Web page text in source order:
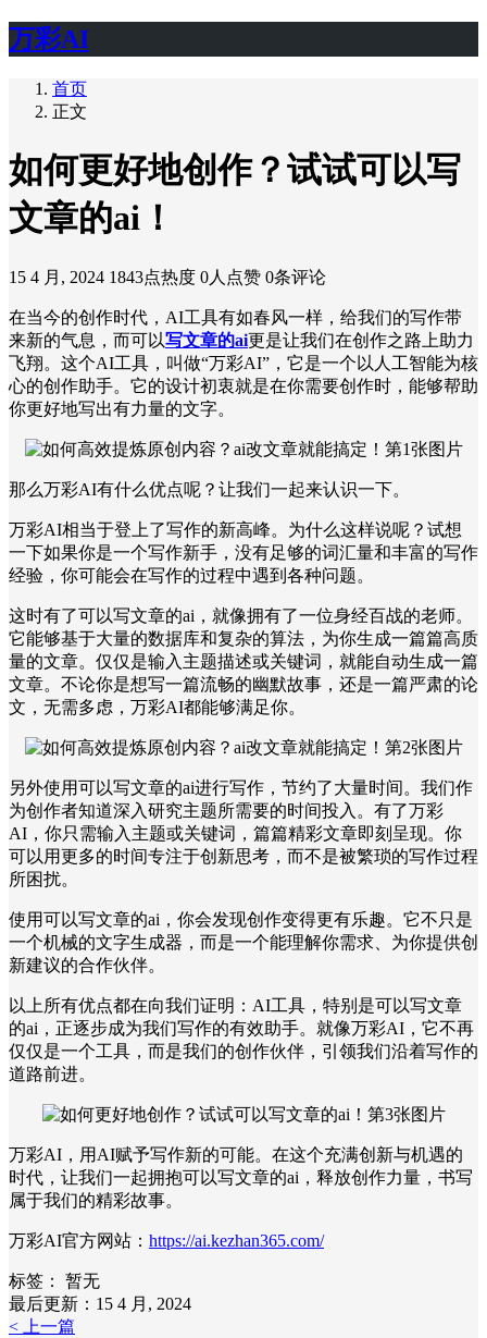
万彩AI
首页
正文
如何更好地创作？试试可以写
文章的ai！
15 4 月, 2024 1843点热度 0人点赞 0条评论
在当今的创作时代，AI工具有如春风一样，给我们的写作带
来新的气息，而可以写文章的ai更是让我们在创作之路上助力
飞翔。这个AI工具，叫做“万彩AI”，它是一个以人工智能为核
心的创作助手。它的设计初衷就是在你需要创作时，能够帮助
你更好地写出有力量的文字。
那么万彩AI有什么优点呢？让我们一起来认识一下。
万彩AI相当于登上了写作的新高峰。为什么这样说呢？试想
一下如果你是一个写作新手，没有足够的词汇量和丰富的写作
经验，你可能会在写作的过程中遇到各种问题。
这时有了可以写文章的ai，就像拥有了一位身经百战的老师。
它能够基于大量的数据库和复杂的算法，为你生成一篇篇高质
量的文章。仅仅是输入主题描述或关键词，就能自动生成一篇
文章。不论你是想写一篇流畅的幽默故事，还是一篇严肃的论
文，无需多虑，万彩AI都能够满足你。
另外使用可以写文章的ai进行写作，节约了大量时间。我们作
为创作者知道深入研究主题所需要的时间投入。有了万彩
AI，你只需输入主题或关键词，篇篇精彩文章即刻呈现。你
可以用更多的时间专注于创新思考，而不是被繁琐的写作过程
所困扰。
使用可以写文章的ai，你会发现创作变得更有乐趣。它不只是
一个机械的文字生成器，而是一个能理解你需求、为你提供创
新建议的合作伙伴。
以上所有优点都在向我们证明：AI工具，特别是可以写文章
的ai，正逐步成为我们写作的有效助手。就像万彩AI，它不再
仅仅是一个工具，而是我们的创作伙伴，引领我们沿着写作的
道路前进。
万彩AI，用AI赋予写作新的可能。在这个充满创新与机遇的
时代，让我们一起拥抱可以写文章的ai，释放创作力量，书写
属于我们的精彩故事。
万彩AI官方网站： https://ai.kezhan365.com/
标签：
暂无
最后更新：15 4 月, 2024
< 上一篇